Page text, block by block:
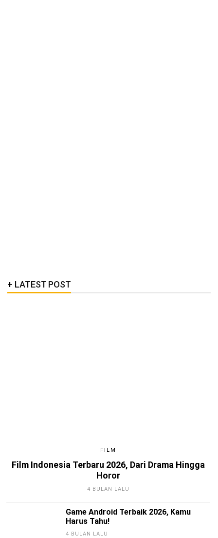
LATEST POST
FILM
Film Indonesia Terbaru 2026, Dari Drama Hingga
Horor
4 BULAN LALU
Game Android Terbaik 2026, Kamu
Harus Tahu!
4 BULAN LALU